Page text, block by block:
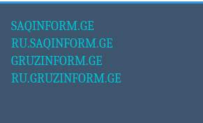
SAQINFORM.GE
RU.SAQINFORM.GE
GRUZINFORM.GE
RU.GRUZINFORM.GE